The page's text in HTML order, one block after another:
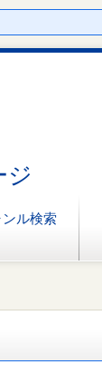
ジ
ンル検索